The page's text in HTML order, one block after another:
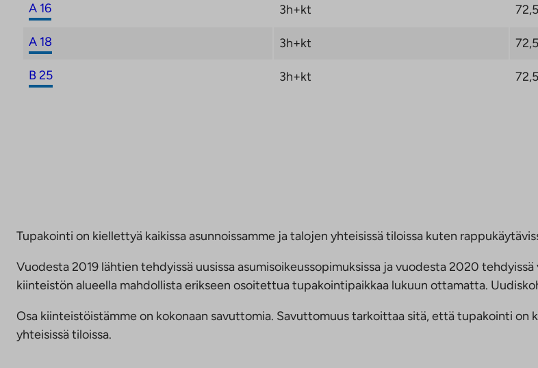
A 16 3h+kt 72,5
A 18 3h+kt 72,5
B 25 3h+kt 72,5
Tupakointi on kiellettyä kaikissa asunnoissamme ja talojen yhteisissä tiloissa kuten
Vuodesta 2019 lähtien tehdyissä uusissa asumisoikeussopimuksissa ja vuodesta 2020
kiinteistön alueella mahdollista erikseen osoitettua tupakointipaikkaa lukuun ottamatta.
Osa kiinteistöistämme on kokonaan savuttomia. Savuttomuus tarkoittaa sitä, että tupakointi on
yhteisissä tiloissa.